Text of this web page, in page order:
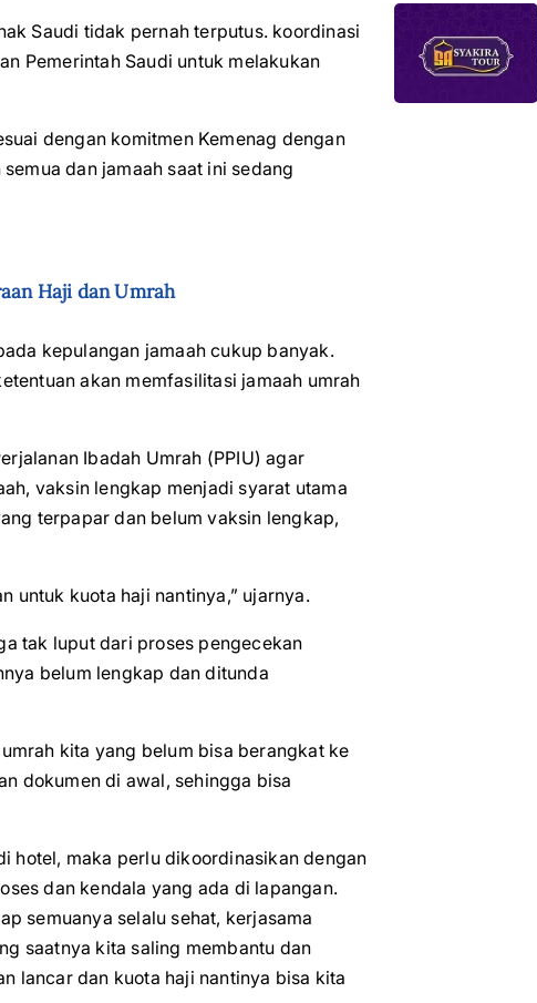
Saudi tidak pernah terputus. koordinasi
Pemerintah Saudi untuk melakukan
dengan komitmen Kemenag dengan
dan jamaah saat ini sedang
Haji dan Umrah
kepulangan jamaah cukup banyak.
akan memfasilitasi jamaah umrah
Ibadah Umrah (PPIU) agar
vaksin lengkap menjadi syarat utama
terpapar dan belum vaksin lengkap,
untuk kuota haji nantinya,” ujarnya.
tak luput dari proses pengecekan
belum lengkap dan ditunda
kita yang belum bisa berangkat ke
dokumen di awal, sehingga bisa
hotel, maka perlu dikoordinasikan dengan
dan kendala yang ada di lapangan.
semuanya selalu sehat, kerjasama
saatnya kita saling membantu dan
lancar dan kuota haji nantinya bisa kita